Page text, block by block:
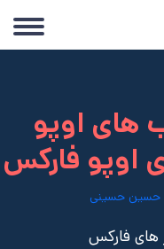
های اوپو
اوپو فارکس
حسین حسینی
های فارکس